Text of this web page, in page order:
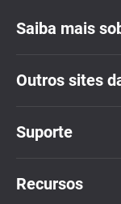
Saiba mais
Outros sites
Suporte
Recursos